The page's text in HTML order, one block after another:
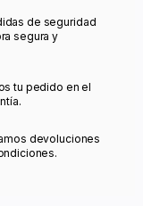
de seguridad
segura y
tu pedido en el
devoluciones